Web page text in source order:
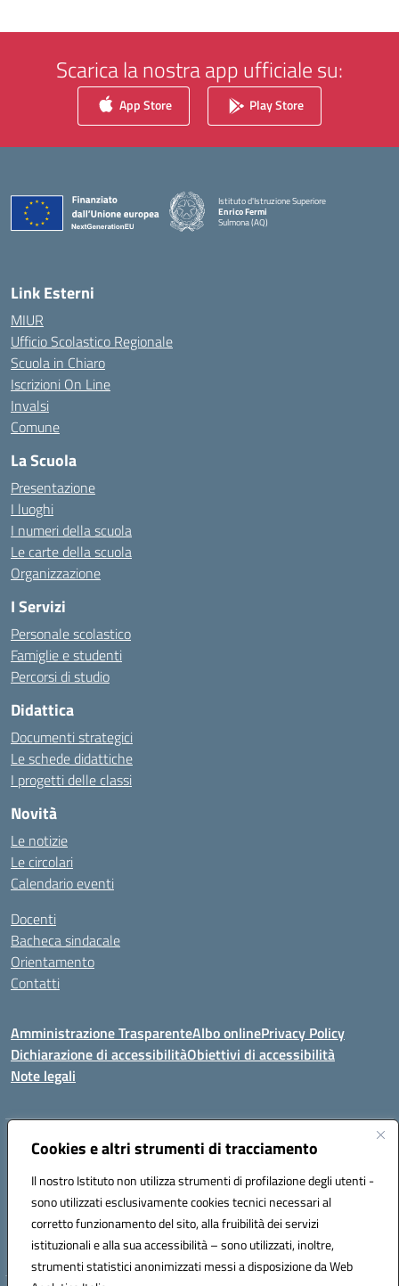
Cookies e altri strumenti di tracciamento
Il nostro Istituto non utilizza strumenti di profilazione degli utenti -
sono utilizzati esclusivamente cookies tecnici necessari al
corretto funzionamento del sito, alla fruibilità dei servizi
istituzionali e alla sua accessibilità – sono utilizzati, inoltre,
strumenti statistici anonimizzati messi a disposizione da Web
Scarica la nostra app ufficiale su:
App Store Play Store
Istituto d'Istruzione Superiore
Enrico Fermi
Sulmona (AQ)
Link Esterni
MIUR
Ufficio Scolastico Regionale
Scuola in Chiaro
Iscrizioni On Line
Invalsi
Comune
La Scuola
Presentazione
I luoghi
I numeri della scuola
Le carte della scuola
Organizzazione
I Servizi
Personale scolastico
Famiglie e studenti
Percorsi di studio
Didattica
Documenti strategici
Le schede didattiche
I progetti delle classi
Novità
Le notizie
Le circolari
Calendario eventi
Docenti
Bacheca sindacale
Orientamento
Contatti
Amministrazione TrasparenteAlbo onlinePrivacy Policy
Dichiarazione di accessibilitàObiettivi di accessibilità
Note legali
Indirizzo:Viale P. Togliatti snc 67039 Sulmona (AQ)
Posta elettronica certificata (PEC):aqis01900g@pec.istruzione.it
Codice fiscale: 92025400661
Codice meccanografico: AQIS01900G